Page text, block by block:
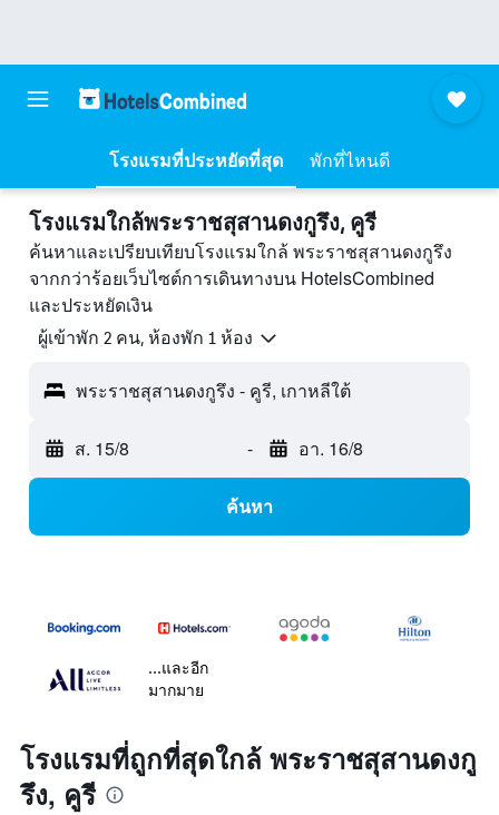
โรงแรมที่ประหยัดที่สุด พักที่ไหนดี
โรงแรมใกล้พระราชสุสานดงกูรึง, คูรี
ค้นหาและเปรียบเทียบโรงแรมใกล้ พระราชสุสานดงกูรึง
จากกว่าร้อยเว็บไซต์การเดินทางบน HotelsCombined
และประหยัดเงิน
ผู้เข้าพัก 2 คน, ห้องพัก 1 ห้อง
พระราชสุสานดงกูรึง - คูรี, เกาหลีใต้
ส. 15/8 - อา. 16/8
ค้นหา
...และอีก
มากมาย
โรงแรมที่ถูกที่สุดใกล้ พระราชสุสานดงกู
รึง, คูรี